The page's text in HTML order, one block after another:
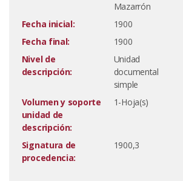
Mazarrón
Fecha inicial:
1900
Fecha final:
1900
Nivel de
descripción:
Unidad
documental
simple
Volumen y soporte
unidad de
descripción:
1-Hoja(s)
Signatura de
procedencia:
1900,3